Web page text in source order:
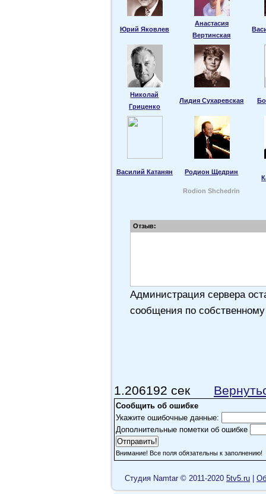
Юрий Яковлев
Анастасия
Вертинская
Николай
Гриценко
Лидия Сухаревская
Василий Катанян
Родион Щедрин
Rodion Shchedrin
Отзыв:
Администрация сервера
сообщения по
1.206192 сек
Сообщить об ошибке
Укажите ошибочные данные:
Дополнительные пометки об ошибке
Внимание! Все поля обязательны к заполнению!
Cтудия Namtar © 2011-2020 5tv5.ru